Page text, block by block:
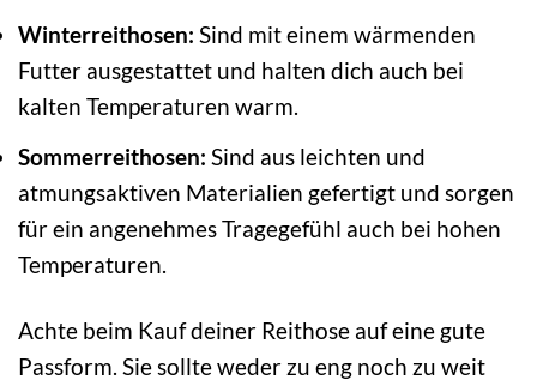
Winterreithosen: Sind mit einem wärmenden
Futter ausgestattet und halten dich auch bei
kalten Temperaturen warm.
Sommerreithosen: Sind aus leichten und
atmungsaktiven Materialien gefertigt und sorgen
für ein angenehmes Tragegefühl auch bei hohen
Temperaturen.
Achte beim Kauf deiner Reithose auf eine gute
Passform. Sie sollte weder zu eng noch zu weit